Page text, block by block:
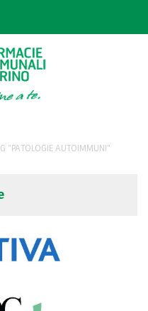
"PATOLOGIE AUTOIMMUNI"